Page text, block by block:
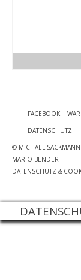
WEIN-ABO
KONTAKT
FACEBOOK
DATENSCHUTZ
© MICHAEL
MARIO BENDER
DATENSCHUTZ &